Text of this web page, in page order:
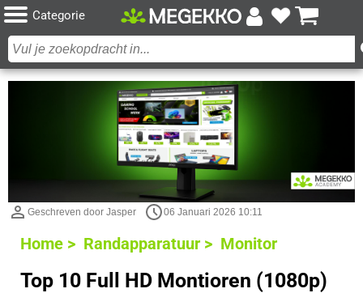
Categorie
Geschreven door Jasper 06 Januari 2026 10:11
Home > Randapparatuur > Monitor
Top 10 Full HD Montioren (1080p)